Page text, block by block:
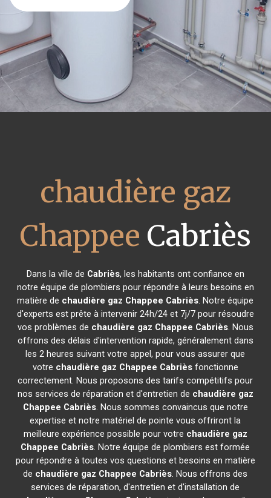
chaudière gaz
Chappee Cabriès
Dans la ville de Cabriès, les habitants ont confiance en
notre équipe de plombiers pour répondre à leurs besoins en
matière de chaudière gaz Chappee Cabriès. Notre équipe
d'experts est prête à intervenir 24h/24 et 7j/7 pour résoudre
vos problèmes de chaudière gaz Chappee Cabriès. Nous
offrons des délais d'intervention rapide, généralement dans
les 2 heures suivant votre appel, pour vous assurer que
votre chaudière gaz Chappee Cabrièsfonctionne
correctement. Nous proposons des tarifs compétitifs pour
nos services de réparation et d'entretien de chaudière gaz
Chappee Cabriès. Nous sommes convaincus que notre
expertise et notre matériel de pointe vous offriront la
meilleure expérience possible pour votre chaudière gaz
Chappee Cabriès. Notre équipe de plombiers est formée
pour répondre à toutes vos questions et besoins en matière
de chaudière gaz Chappee Cabriès. Nous offrons des
services de réparation, d'entretien et d'installation de